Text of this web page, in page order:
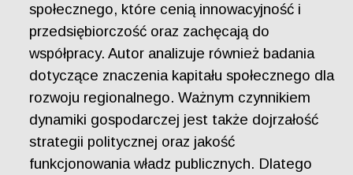
społecznego, które cenią innowacyjność i
przedsiębiorczość oraz zachęcają do
współpracy. Autor analizuje również badania
dotyczące znaczenia kapitału społecznego dla
rozwoju regionalnego. Ważnym czynnikiem
dynamiki gospodarczej jest także dojrzałość
strategii politycznej oraz jakość
funkcjonowania władz publicznych. Dlatego